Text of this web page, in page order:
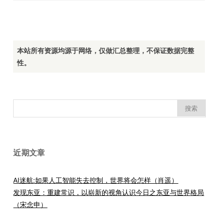
本站所有资源均源于网络，仅做汇总整理，不保证数据完整
性。
索：
近期文章
AI迷航:如果人工智能失去控制，世界将会怎样（肖遥）
发现东亚：重建常识，以崭新的视角认识今日之东亚与世界格局
（宋念申）